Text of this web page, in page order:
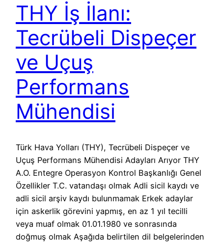
THY İş İlanı:
Tecrübeli Dispeçer
ve Uçuş
Performans
Mühendisi
Türk Hava Yolları (THY), Tecrübeli Dispeçer ve
Uçuş Performans Mühendisi Adayları Arıyor THY
A.O. Entegre Operasyon Kontrol Başkanlığı Genel
Özellikler T.C. vatandaşı olmak Adli sicil kaydı ve
adli sicil arşiv kaydı bulunmamak Erkek adaylar
için askerlik görevini yapmış, en az 1 yıl tecilli
veya muaf olmak 01.01.1980 ve sonrasında
doğmuş olmak Aşağıda belirtilen dil belgelerinden